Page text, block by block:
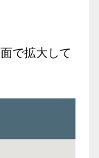
で拡大して